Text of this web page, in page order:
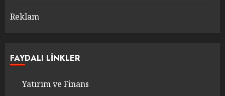
Reklam
FAYDALI LINKLER
Yatırım ve Finans